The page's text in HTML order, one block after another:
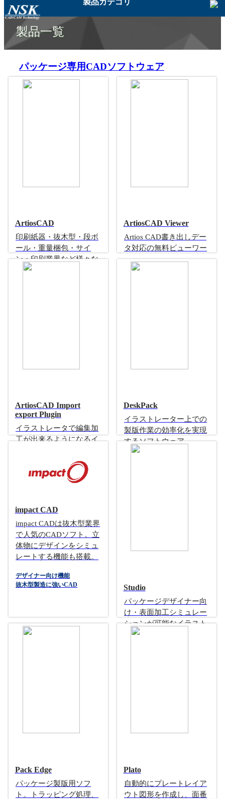
製品カテゴリ
製品一覧
パッケージ専用CADソフトウェア
ArtiosCAD
印刷紙器・抜木型・段ボ
ール・重量梱包・サイ
ン・印刷業界など様々な
業界で活躍する専用CAD
ArtiosCAD Viewer
Artios CAD書き出しデー
タ対応の無料ビューワー
CADビューワー
ArtiosCAD Import
export Plugin
イラストレータで編集加
工が出来るようになるイ
Ai用プラグイン
DeskPack
イラストレーター上での
製版作業の効率化を実現
するソフトウェア
impact CAD
impact CADは抜木型業界
で人気のCADソフト。立
体物にデザインをシミュ
レートする機能も搭載。
デザイナー向け機能
抜木型製造に強いCAD
Studio
パッケージデザイナー向
け・表面加工シミュレー
ションが可能なイラスト
レータープラグイン
Pack Edge
パッケージ製版用ソフ
ト。トラッピング処理、
Plato
自動的にプレートレイア
ウト図形を作成し、面番